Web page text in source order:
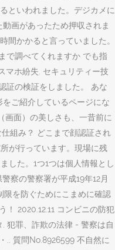
といわれました。デジカメに
画があったため押収されま
間かかると言っていました。
で調べてくれますか でも指
マホ紛失. セキュリティー技
証の検証をしました。 あな
ご紹介しているページにな
面）の美しさも、一昔前に
組み？ どこまで顔認証され
が行っています。現場に残
した。1つ1つは個人情報とし
察の警察署が平成19年12月
限を防ぐためにこまめに確認
！ 2020.12.11 コンビニの防犯
犯罪、詐欺の法律 - 警察は自
.. 質問No.8926599 不自然に